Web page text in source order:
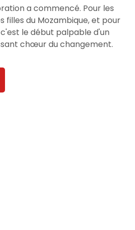
a commencé. Pour les
filles du Mozambique, et pour
le début palpable d'un
chœur du changement.